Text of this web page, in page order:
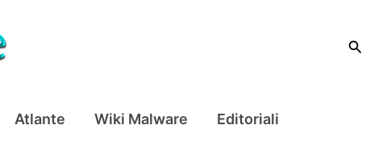
Cerca
Atlante Wiki Malware Editoriali